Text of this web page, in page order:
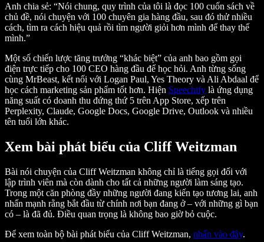
Anh chia sẻ: “Nói chung, quy trình của tôi là đọc 100 cuốn sách về
chủ đề, nói chuyện với 100 chuyên gia hàng đầu, sau đó thử nhiều
cách, tìm ra cách hiệu quả rồi tìm người giỏi hơn mình để thay thế
mình.”
Một số chiến lược tăng trưởng “khác biệt” của anh bao gồm gọi
điện trực tiếp cho 100 CEO hàng đầu để học hỏi. Anh từng sống
cùng MrBeast, kết nối với Logan Paul, Yes Theory và Ali Abdaal để
học cách marketing sản phẩm tốt hơn. Hiện Speechify là ứng dụng
năng suất có doanh thu đứng thứ 5 trên App Store, xếp trên
Perplexity, Claude, Google Docs, Google Drive, Outlook và nhiều
tên tuổi lớn khác.
Xem bài phát biểu của Cliff Weitzman
Bài nói chuyện của Cliff Weitzman không chỉ là tiếng gọi đối với
lập trình viên mà còn dành cho tất cả những người làm sáng tạo.
Trong một căn phòng đầy những người đang kiến tạo tương lai, anh
nhấn mạnh rằng bắt đầu từ chính nơi bạn đang ở – với những gì bạn
có – là đã đủ. Điều quan trọng là không bao giờ bỏ cuộc.
Để xem toàn bộ bài phát biểu của Cliff Weitzman, nhấn vào đây.